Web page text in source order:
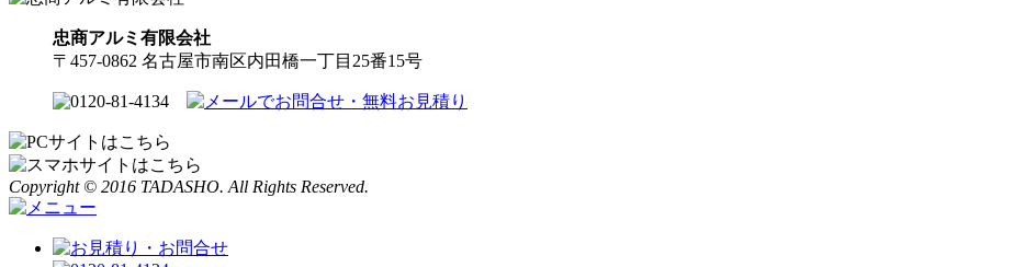
忠商アルミ有限会社
〒457-0862 名古屋市南区内田橋一丁目25番15号
Copyright © 2016 TADASHO. All Rights Reserved.